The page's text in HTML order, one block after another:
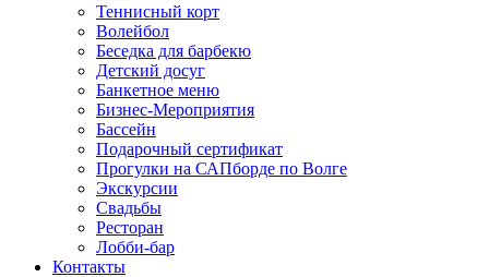
Теннисный корт
Волейбол
Беседка для барбекю
Детский досуг
Банкетное меню
Бизнес-Мероприятия
Бассейн
Подарочный сертификат
Прогулки на САПборде по Волге
Экскурсии
Свадьбы
Ресторан
Лобби-бар
Контакты